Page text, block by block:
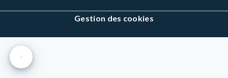
Gestion des cookies